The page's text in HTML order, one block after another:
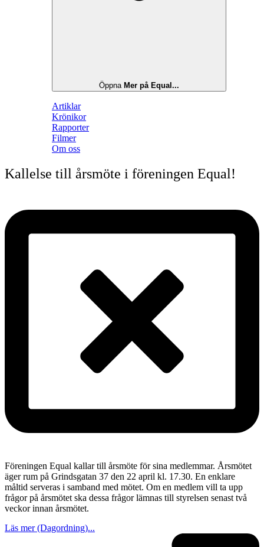
Öppna Mer på Equal...
Artiklar
Krönikor
Rapporter
Filmer
Om oss
Kallelse till årsmöte i föreningen Equal!
Föreningen Equal kallar till årsmöte för sina medlemmar. Årsmötet
äger rum på Grindsgatan 37 den 22 april kl. 17.30. En enklare
måltid serveras i samband med mötet. Om en medlem vill ta upp
frågor på årsmötet ska dessa frågor lämnas till styrelsen senast två
veckor innan årsmötet.
Läs mer (Dagordning)...